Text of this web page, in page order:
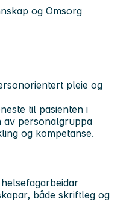
og Omsorg
pleie og
til pasienten i
av personalgruppa
og kompetanse.
både skriftleg og